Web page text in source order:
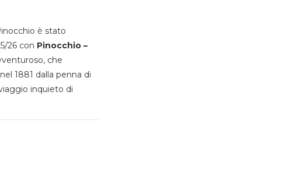
è stato
26 con Pinocchio –
che
1881 dalla penna di
inquieto di